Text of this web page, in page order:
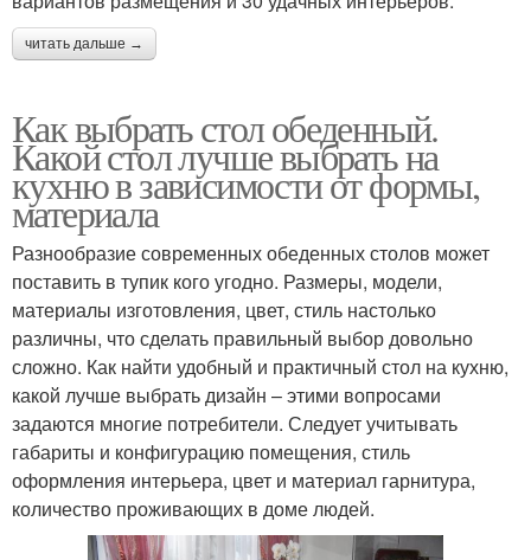
читать дальше →
Как выбрать стол обеденный.
Какой стол лучше выбрать на
кухню в зависимости от формы,
материала
Разнообразие современных обеденных столов может
поставить в тупик кого угодно. Размеры, модели,
материалы изготовления, цвет, стиль настолько
различны, что сделать правильный выбор довольно
сложно. Как найти удобный и практичный стол на кухню,
какой лучше выбрать дизайн – этими вопросами
задаются многие потребители. Следует учитывать
габариты и конфигурацию помещения, стиль
оформления интерьера, цвет и материал гарнитура,
количество проживающих в доме людей.